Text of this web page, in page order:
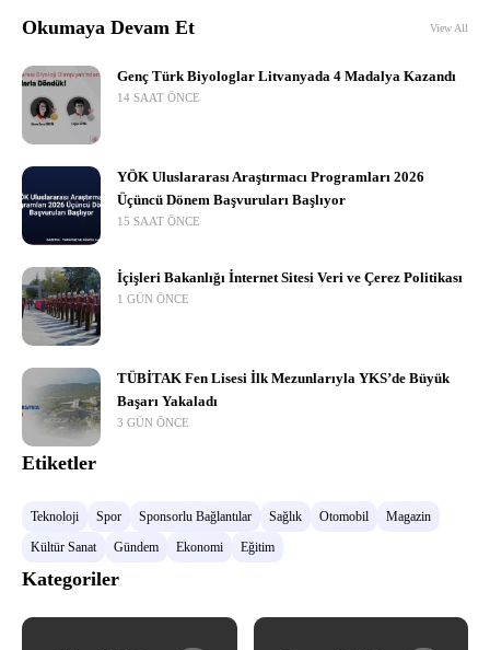
Okumaya Devam Et View All
Genç Türk Biyologlar Litvanyada 4 Madalya Kazandı
14 SAAT ÖNCE
YÖK Uluslararası Araştırmacı Programları 2026
Üçüncü Dönem Başvuruları Başlıyor
15 SAAT ÖNCE
İçişleri Bakanlığı İnternet Sitesi Veri ve Çerez Politikası
1 GÜN ÖNCE
TÜBİTAK Fen Lisesi İlk Mezunlarıyla YKS’de Büyük
Başarı Yakaladı
3 GÜN ÖNCE
Etiketler
Teknoloji Spor Sponsorlu Bağlantılar Sağlık Otomobil
Magazin
Kültür Sanat
Gündem Ekonomi Eğitim
Kategoriler